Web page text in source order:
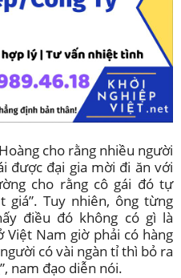
cho rằng nhiều người
được đại gia mời đi ăn với
cho rằng cô gái đó tự
giá”. Tuy nhiên, ông từng
điều đó không có gì là
Việt Nam giờ phải có hàng
có vài ngàn tỉ thì bỏ ra
nam đạo diễn nói.